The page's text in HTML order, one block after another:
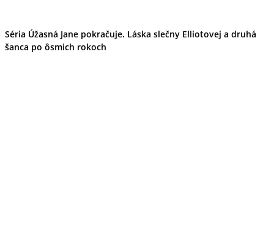
Séria Úžasná Jane pokračuje. Láska slečny Elliotovej a druhá
šanca po ôsmich rokoch